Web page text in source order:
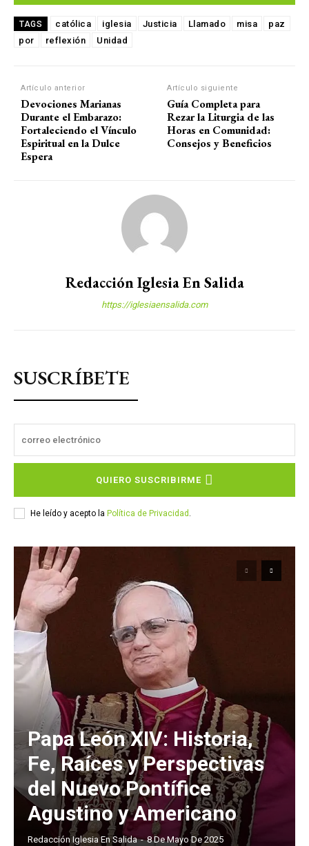
TAGS católica iglesia Justicia Llamado misa
paz
por
reflexión Unidad
Artículo anterior
Devociones Marianas
Durante el Embarazo:
Fortaleciendo el Vínculo
Espiritual en la Dulce
Espera
Artículo siguiente
Guía Completa para
Rezar la Liturgia de las
Horas en Comunidad:
Consejos y Beneficios
Redacción Iglesia En Salida
https://iglesiaensalida.com
SUSCRÍBETE
QUIERO SUSCRIBIRME
He leído y acepto la Política de Privacidad
Papa León XIV: Historia,
Fe, Raíces y Perspectivas
del Nuevo Pontífice
Agustino y Americano
Redacción Iglesia En Salida - 8 De Mayo De 2025